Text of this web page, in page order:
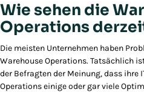
Wie sehen die
Operations
Die meisten Unternehmen haben
Warehouse Operations. Tatsächlich
der Befragten der Meinung, dass
Operations einige oder gar viele